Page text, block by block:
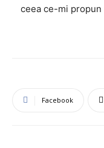
ceea ce-mi
Facebook